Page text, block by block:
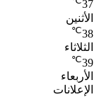
37
الأثنين
38
℃
الثلاثاء
39
℃
الأربعاء
الإعلانات